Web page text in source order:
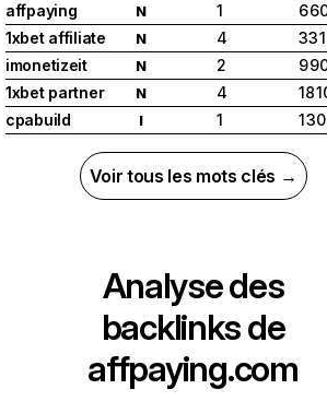
affpaying
N 1
6
1xbet affiliate
N 4
33
imonetizeit
N 2
9
1xbet partner
N 4
18
cpabuild
I 1 1
Voir tous les mots clés →
Analyse des
backlinks de
affpaying.com